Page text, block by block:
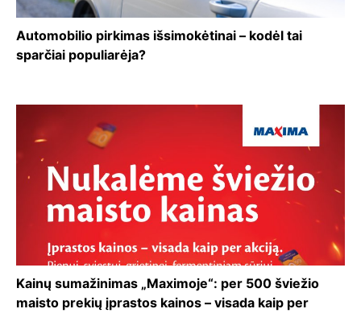
Automobilio pirkimas išsimokėtinai – kodėl tai
sparčiai populiarėja?
Kainų sumažinimas „Maximoje“: per 500 šviežio
maisto prekių įprastos kainos – visada kaip per